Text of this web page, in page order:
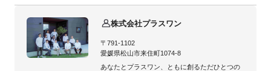
株式会社プラスワン
〒791-1102
愛媛県松山市来住町1074-8
あなたとプラスワン、ともに創るただひとつの